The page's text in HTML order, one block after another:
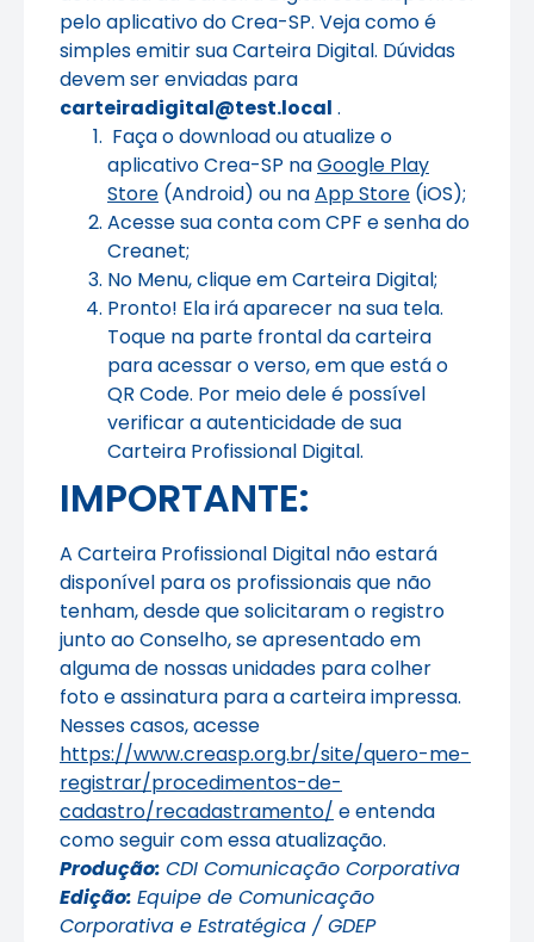
pelo aplicativo do Crea-SP. Veja como é
simples emitir sua Carteira Digital. Dúvidas
devem ser enviadas para
carteiradigital@test.local .
Faça o download ou atualize o
aplicativo Crea-SP naGoogle Play
Store (Android) ou naApp Store (iOS);
Acesse sua conta com CPF e senha do
Creanet;
No Menu, clique em Carteira Digital;
Pronto! Ela irá aparecer na sua tela.
Toque na parte frontal da carteira
para acessar o verso, em que está o
QR Code. Por meio dele é possível
verificar a autenticidade de sua
Carteira Profissional Digital.
IMPORTANTE:
A Carteira Profissional Digital não estará
disponível para os profissionais que não
tenham, desde que solicitaram o registro
junto ao Conselho, se apresentado em
alguma de nossas unidades para colher
foto e assinatura para a carteira impressa.
Nesses casos, acesse
https://www.creasp.org.br/site/quero-me-
registrar/procedimentos-de-
cadastro/recadastramento/ e entenda
como seguir com essa atualização.
Produção: CDI Comunicação Corporativa
Edição: Equipe de Comunicação
Corporativa e Estratégica / GDEP